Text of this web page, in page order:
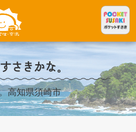
さきかな。
高知県須崎市